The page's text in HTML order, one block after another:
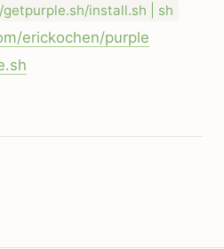
install.sh | sh
erickochen/purple